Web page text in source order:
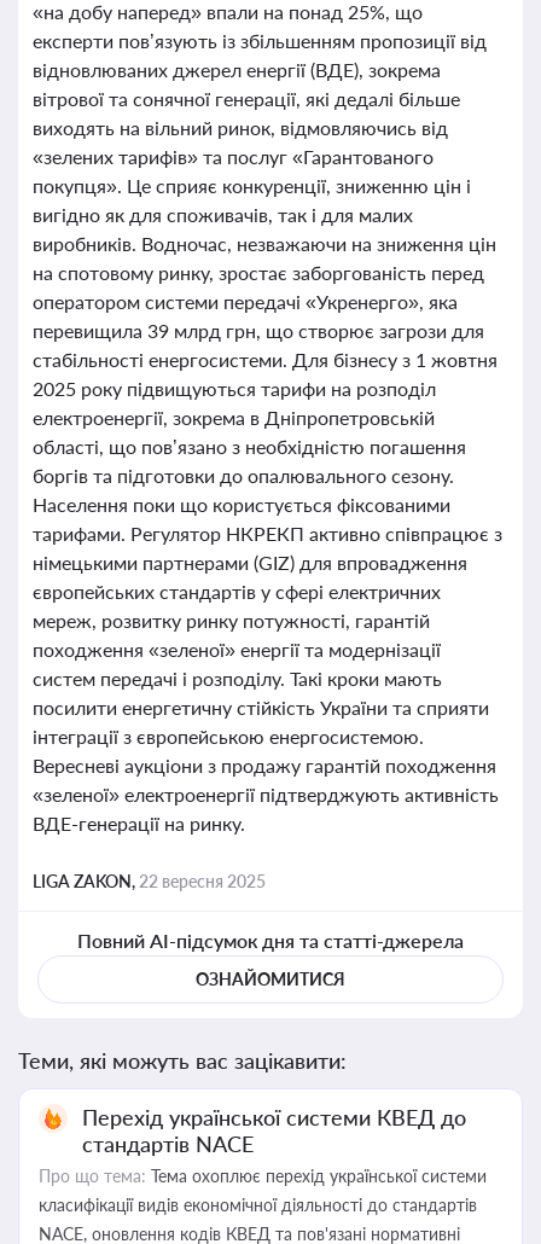
«на добу наперед» впали на понад 25%, що
експерти пов’язують із збільшенням пропозиції від
відновлюваних джерел енергії (ВДЕ), зокрема
вітрової та сонячної генерації, які дедалі більше
виходять на вільний ринок, відмовляючись від
«зелених тарифів» та послуг «Гарантованого
покупця». Це сприяє конкуренції, зниженню цін і
вигідно як для споживачів, так і для малих
виробників. Водночас, незважаючи на зниження цін
на спотовому ринку, зростає заборгованість перед
оператором системи передачі «Укренерго», яка
перевищила 39 млрд грн, що створює загрози для
стабільності енергосистеми. Для бізнесу з 1 жовтня
2025 року підвищуються тарифи на розподіл
електроенергії, зокрема в Дніпропетровській
області, що пов’язано з необхідністю погашення
боргів та підготовки до опалювального сезону.
Населення поки що користується фіксованими
тарифами. Регулятор НКРЕКП активно співпрацює з
німецькими партнерами (GIZ) для впровадження
європейських стандартів у сфері електричних
мереж, розвитку ринку потужності, гарантій
походження «зеленої» енергії та модернізації
систем передачі і розподілу. Такі кроки мають
посилити енергетичну стійкість України та сприяти
інтеграції з європейською енергосистемою.
Вересневі аукціони з продажу гарантій походження
«зеленої» електроенергії підтверджують активність
ВДЕ-генерації на ринку.
LIGA ZAKON, 22 вересня 2025
Повний AI-підсумок дня та статті-джерела
ОЗНАЙОМИТИСЯ
Теми, які можуть вас зацікавити:
Перехід української системи КВЕД до
стандартів NACE
Про що тема: Тема охоплює перехід української системи
класифікації видів економічної діяльності до стандартів
NACE, оновлення кодів КВЕД та пов'язані нормативні